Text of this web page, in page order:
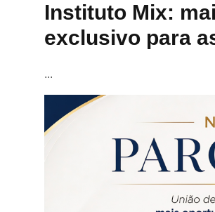
Instituto Mix:
exclusivo para
...